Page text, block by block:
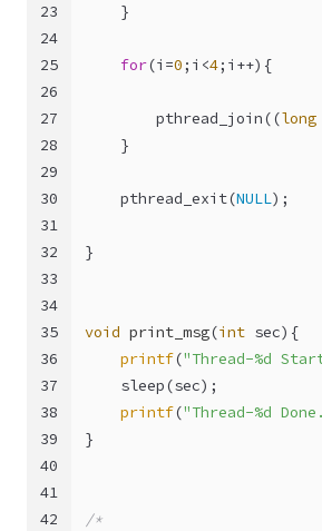
23
24
25
26
27
28
29
30
31
32
33
34
35
36
37
38
39
40
41
42
    }
for(i=0;i<4;i++){
        pthread_join((
long
    }
    pthread_exit(
NULL);
}
void print_msg(int sec) {
printf("Thread-%d
    sleep(sec);
printf("Thread-%d
}
/*